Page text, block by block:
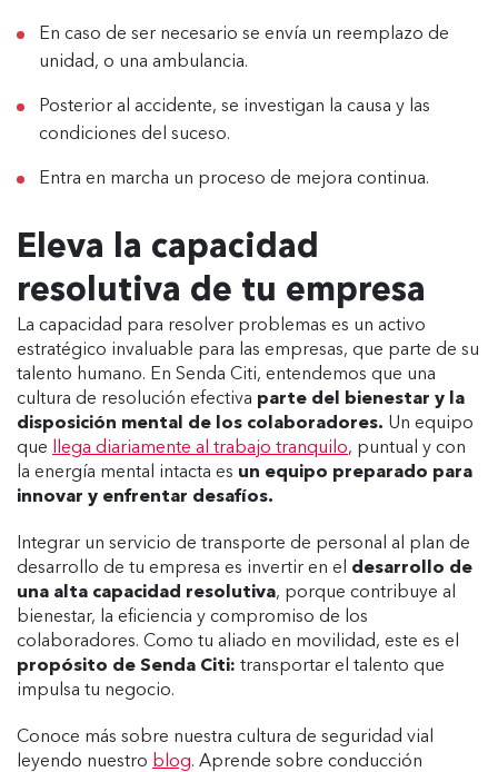
En caso de ser necesario se envía un reemplazo de
unidad, o una ambulancia.
Posterior al accidente, se investigan la causa y las
condiciones del suceso.
Entra en marcha un proceso de mejora continua.
Eleva la capacidad
resolutiva de tu empresa
La capacidad para resolver problemas es un activo
estratégico invaluable para las empresas, que parte de su
talento humano. En Senda Citi, entendemos que una
cultura de resolución efectiva parte del bienestar y la
disposición mental de los colaboradores. Un equipo
que
llega diariamente al trabajo tranquilo, puntual y con
la energía mental intacta es un equipo preparado para
innovar y enfrentar desafíos.
Integrar un servicio de transporte de personal al plan de
desarrollo de tu empresa es invertir en el desarrollo de
una alta capacidad resolutiva, porque contribuye al
bienestar, la eficiencia y compromiso de los
colaboradores. Como tu aliado en movilidad, este es el
propósito de Senda Citi: transportar el talento que
impulsa tu negocio.
Conoce más sobre nuestra cultura de seguridad vial
leyendo nuestro blog. Aprende sobre conducción